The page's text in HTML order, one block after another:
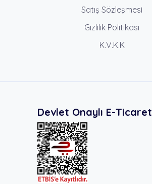
Satış Sözleşmesi
Gizlilik Politikası
K.V.K.K
Devlet Onaylı E-Ticaret